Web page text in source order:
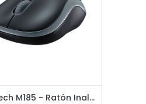
Logitech M185 - Ratón Inalámbrico / 2.4GHz / Gris